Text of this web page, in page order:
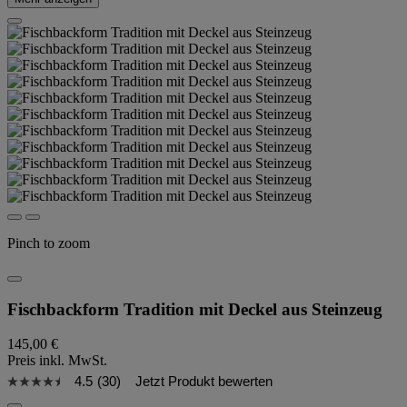
Pinch to zoom
Fischbackform Tradition mit Deckel aus Steinzeug
145,00 €
Preis inkl. MwSt.
4.5 (30) Jetzt Produkt bewerten